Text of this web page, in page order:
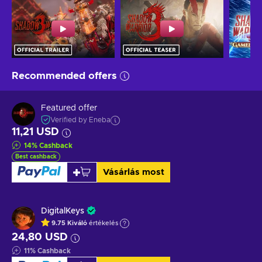
Recommended offers
Featured offer
Verified by Eneba
11,21 USD
14% Cashback
Best cashback
Vásárlás most
DigitalKeys
9.75 Kiváló értékelés
24,80 USD
11% Cashback